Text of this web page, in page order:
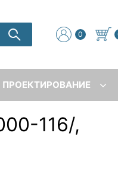
0
ПРОЕКТИРОВАНИЕ
116/,